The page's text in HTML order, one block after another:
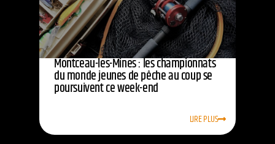
Montceau-les-Mines : les championnats
du monde jeunes de pêche au coup se
poursuivent ce week-end
LIRE PLUS